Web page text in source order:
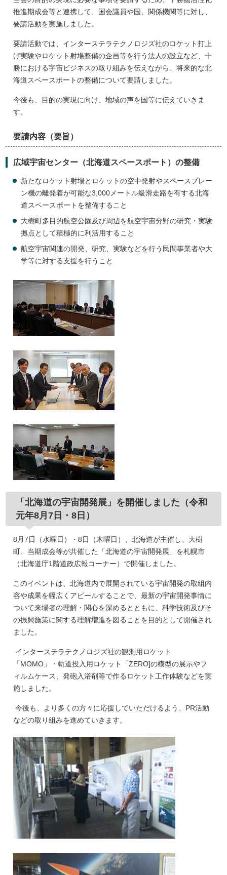
推進期成会等と連携して、国会議員や国、関係機関等に対し、
要請活動を実施しました。
要請活動では、インターステラテクノロジズ社のロケット打上
げ実験やロケット射場整備の企画等を行う法人の設立など、十
勝における宇宙ビジネスの取り組みを伝えながら、将来的な北
海道スペースポートの整備について要請しました。
今後も、目的の実現に向け、地域の声を国等に伝えていきま
す。
要請内容（要旨）
広域宇宙センター（北海道スペースポート）の整備
新たなロケット射場とロケットの空中発射やスペースプレー
ン機の離発着が可能な3,000メートル級滑走路を有する北海
道スペースポートを整備すること
大樹町多目的航空公園及び周辺を航空宇宙分野の研究・実験
拠点として積極的に利活用すること
航空宇宙関連の開発、研究、実験などを行う民間事業者や大
学等に対する支援を行うこと
「北海道の宇宙開発展」を開催しました（令和
元年8月7日・8日）
8月7日（水曜日）・8日（木曜日）、北海道が主催し、大樹
町、当期成会等が共催した「北海道の宇宙開発展」を札幌市
（北海道庁1階道政広報コーナー）で開催しました。
このイベントは、北海道内で展開されている宇宙開発の取組内
容や成果を幅広くアピールすることで、最新の宇宙開発事情に
ついて来場者の理解・関心を深めるとともに、科学技術及びそ
の振興施策に関する理解増進を図ることを目的として開催され
ました。
インターステラテクノロジズ社の観測用ロケット
「MOMO」・軌道投入用ロケット「ZERO]の模型の展示やフ
ィルムケース、発砲入浴剤等で作るロケット工作体験などを実
施しました。
今後も、より多くの方々に応援していただけるよう、PR活動
などの取り組みを進めていきます。